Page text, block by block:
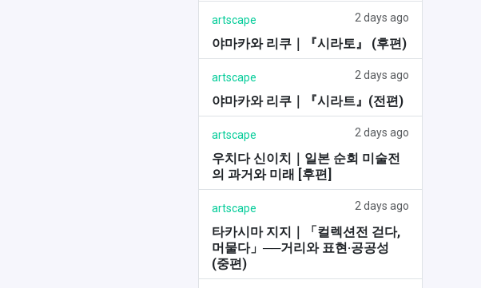
artscape 2 days ago
야마카와 리쿠｜『시라토』 (후편)
artscape 2 days ago
야마카와 리쿠｜『시라트』(전편)
artscape 2 days ago
우치다 신이치｜일본 순회 미술전
의 과거와 미래 [후편]
artscape 2 days ago
타카시마 지지｜「컬렉션전 걷다,
머물다」──거리와 표현·공공성
(중편)